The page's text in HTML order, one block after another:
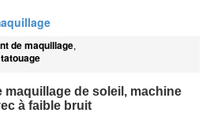
de maquillage,
maquillage de soleil, machine
à faible bruit